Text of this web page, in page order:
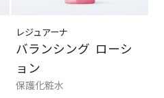
レジュアーナ
バランシング ローシ
ョン
保護化粧水